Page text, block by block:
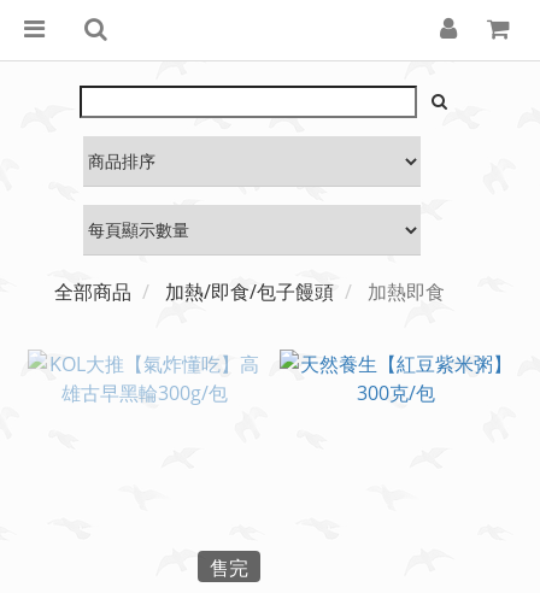
全部商品 加熱/即食/包子饅頭 加熱即食
售完